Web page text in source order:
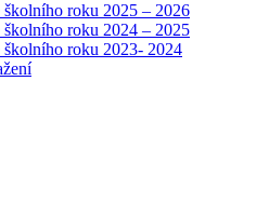
školního roku 2025 – 2026
školního roku 2024 – 2025
školního roku 2023- 2024